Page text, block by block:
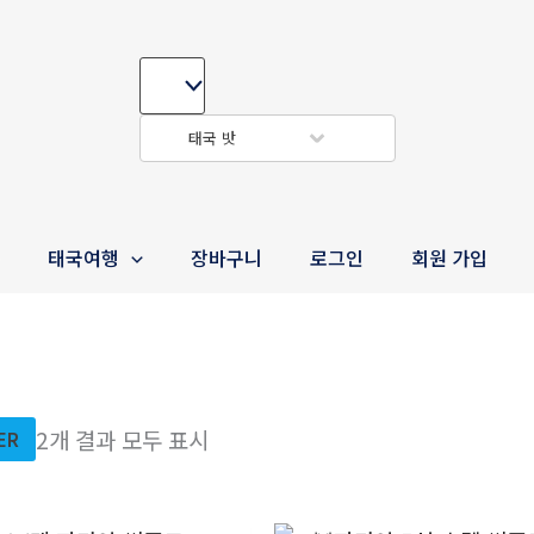
태국 밧
태국여행 장바구니 로그인 회원 가입
2개 결과 모두 표시